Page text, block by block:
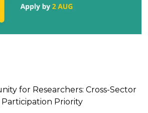
for Researchers: Cross-Sector
Priority